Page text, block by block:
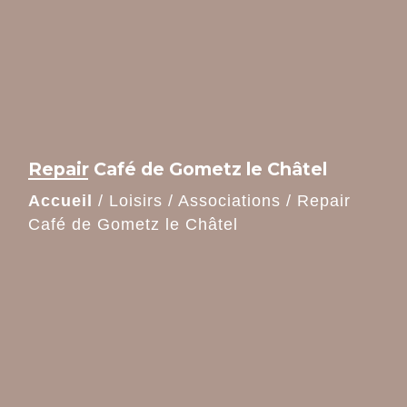
Repair Café de Gometz le Châtel
Accueil / Loisirs / Associations / Repair
Café de Gometz le Châtel